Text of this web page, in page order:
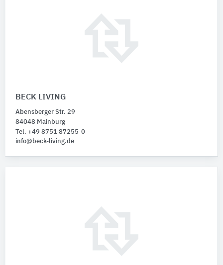
BECK LIVING
Abensberger Str. 29
84048 Mainburg
Tel. +49 8751 87255-0
info@beck-living.de